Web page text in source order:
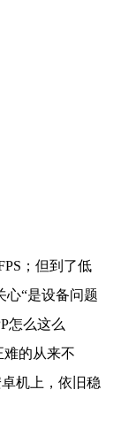
；但到了低
心“是设备问题
怎么这么
难的从来不
机上，依旧稳